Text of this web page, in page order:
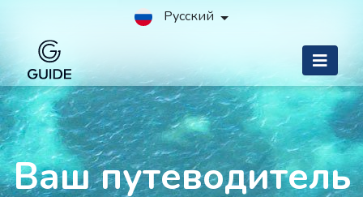
Русский
Ваш путеводитель